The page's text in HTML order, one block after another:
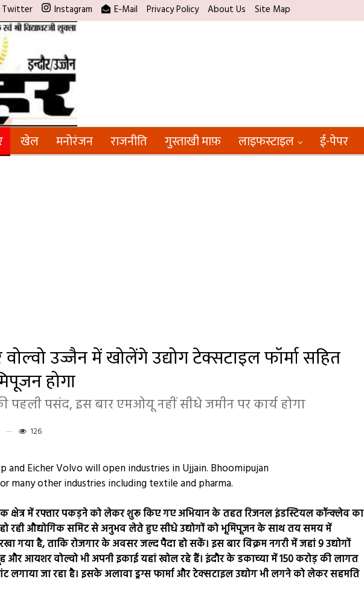
Twitter Instagram E-Mail Privacy Policy About Us Site Map
खेल मनोरंजन राजनीति गुस्ताखी माफ़ लाइफस्टाइल ई-पेपर
उज्जैन में खोलेंगे उद्योग टेक्सटाइल फॉर्मा सहित
होगा
पहली पसंद, इस बार एमओयू नहीं सीधे जमीन पर कार्य होगा
126
क्षेत्र में रफ्तार पकड़ने को लेकर शुरू किए गए अभियान के तहत रिजनल इंडस्टियल कॉन्क्लेव का
हो रही औद्योगिक समिट से अनुभव लेते हुए सीधे उद्योगों को भूमिपूजन के साथ तय समय में
गया है, ताकि रोजगार के अवसर जल्द पैदा हो सकें। इस बार विक्रम नगरी में जहां 9 उद्योगों
और आयशर वोल्वो भी अपनी इकाई यहां खोल रहे हैं। इंदौर के डकाच्या में 150 करोड़ की लागत
लगाया जा रहा है। इसके अलावा ड्रग्स फार्मा और टेक्सटाइल उद्योग भी लगने को लेकर सहमति